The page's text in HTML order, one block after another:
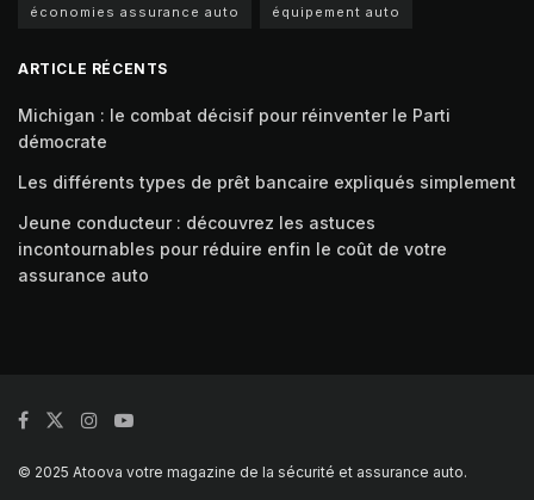
économies assurance auto équipement auto
ARTICLE RÉCENTS
Michigan : le combat décisif pour réinventer le Parti
démocrate
Les différents types de prêt bancaire expliqués simplement
Jeune conducteur : découvrez les astuces
incontournables pour réduire enfin le coût de votre
assurance auto
© 2025 Atoova votre magazine de la sécurité et assurance auto.